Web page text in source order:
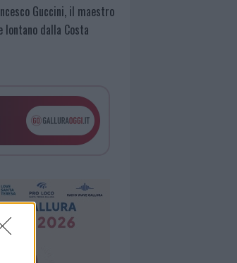
Guccini, il maestro
lontano dalla Costa